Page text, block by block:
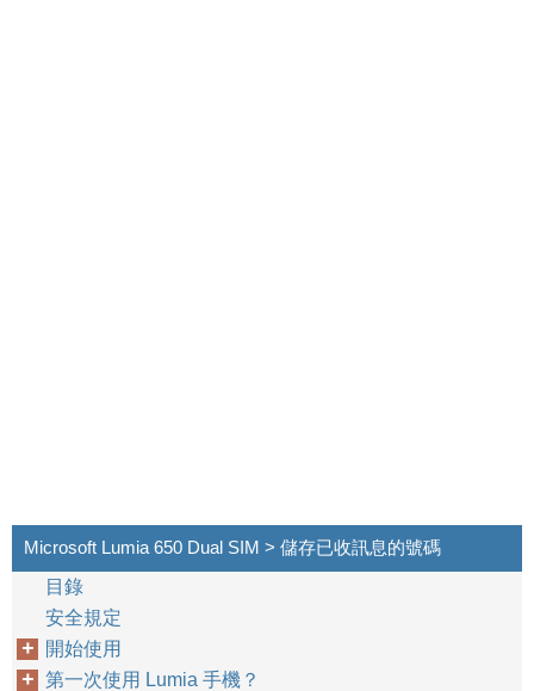
Microsoft Lumia 650 Dual SIM > 儲存已收訊息的號碼
目錄
安全規定
開始使用
第一次使用 Lumia 手機？